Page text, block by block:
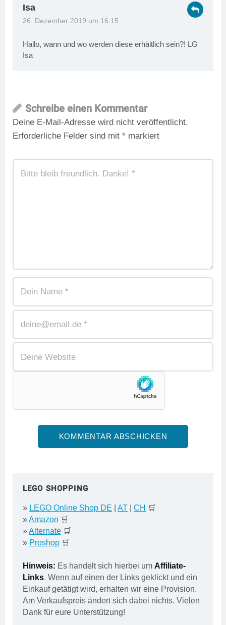
Isa
26. Dezember 2019 um 16:15
Hallo, wann und wo werden diese erhältlich sein?! LG
Isa
Schreibe einen Kommentar
Deine E-Mail-Adresse wird nicht veröffentlicht.
Erforderliche Felder sind mit * markiert
LEGO SHOPPING
» LEGO Online Shop DE AT CH 🛒
»Amazon 🛒
»Alternate 🛒
» Proshop 🛒
Hinweis: Es handelt sich hierbei um Affiliate-
Links. Wenn auf einen der Links geklickt und ein
Einkauf getätigt wird, erhalten wir eine Provision.
Am Verkaufspreis ändert sich dabei nichts. Vielen
Dank für eure Unterstützung!